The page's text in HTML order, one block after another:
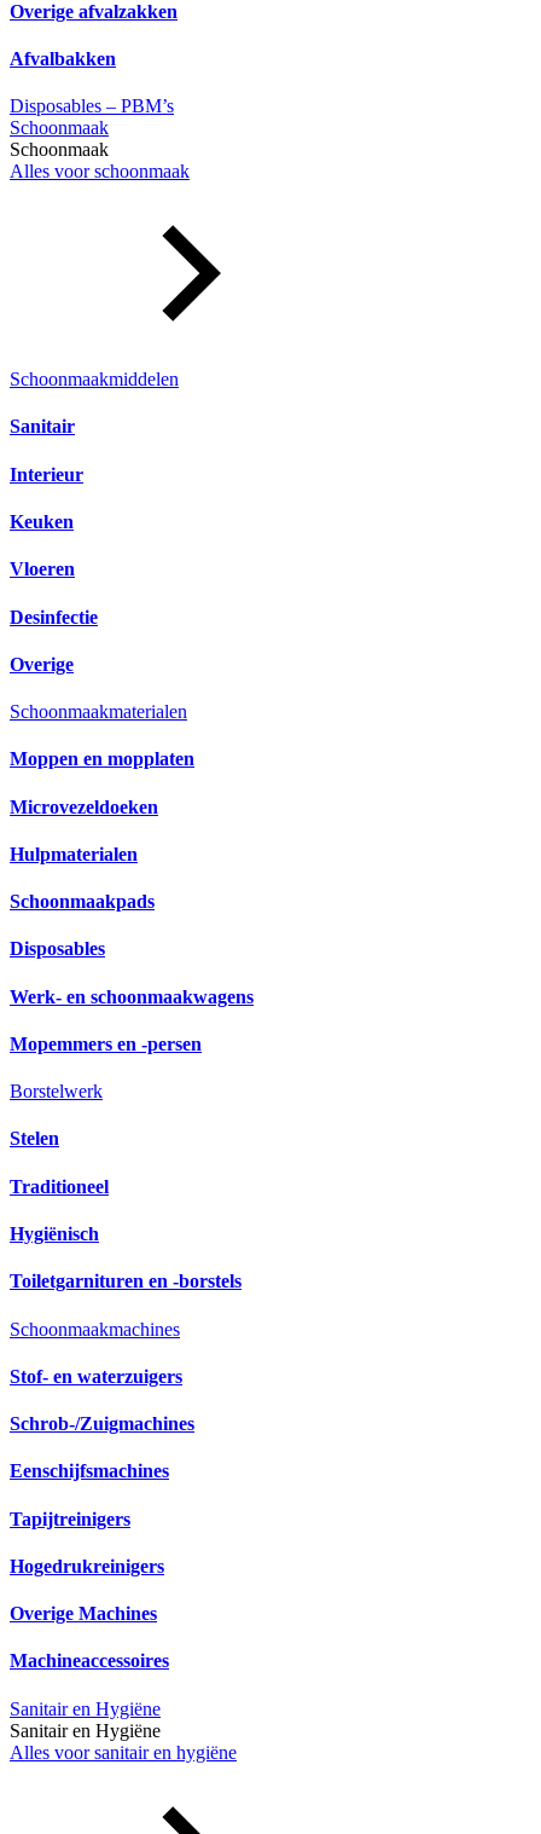
Overige afvalzakken
Afvalbakken
Disposables – PBM’s
Schoonmaak
Schoonmaak
Alles voor schoonmaak
Schoonmaakmiddelen
Sanitair
Interieur
Keuken
Vloeren
Desinfectie
Overige
Schoonmaakmaterialen
Moppen en mopplaten
Microvezeldoeken
Hulpmaterialen
Schoonmaakpads
Disposables
Werk- en schoonmaakwagens
Mopemmers en -persen
Borstelwerk
Stelen
Traditioneel
Hygiënisch
Toiletgarnituren en -borstels
Schoonmaakmachines
Stof- en waterzuigers
Schrob-/Zuigmachines
Eenschijfsmachines
Tapijtreinigers
Hogedrukreinigers
Overige Machines
Machineaccessoires
Sanitair en Hygiëne
Sanitair en Hygiëne
Alles voor sanitair en hygiëne